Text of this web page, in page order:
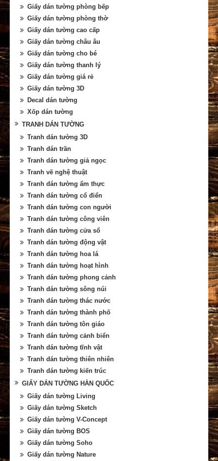
Giấy dán tường phòng bếp
Giấy dán tường phòng thờ
Giấy dán tường cao cấp
Giấy dán tường châu âu
Giấy dán tường cho bé
Giấy dán tường thanh lý
Giấy dán tường giá rẻ
Giấy dán tường 3D
Decal dán tường
Xốp dán tường
TRANH DÁN TƯỜNG
Tranh dán tường 3D
Tranh dán trần
Tranh dán tường giả ngọc
Tranh vẽ nghệ thuật
Tranh dán tường ẩm thực
Tranh dán tường cổ điển
Tranh dán tường con người
Tranh dán tường công viên
Tranh dán tường cửa sổ
Tranh dán tường động vật
Tranh dán tường hoa lá
Tranh dán tường hoạt hình
Tranh dán tường phong cảnh
Tranh dán tường sông núi
Tranh dán tường thác nước
Tranh dán tường thành phố
Tranh dán tường tôn giáo
Tranh dán tường cảnh biển
Tranh dán tường tĩnh vật
Tranh dán tường thiên nhiên
Tranh dán tường kiến trúc
GIẤY DÁN TƯỜNG HÀN QUỐC
Giấy dán tường Living
Giấy dán tường Sketch
Giấy dán tường V-Concept
Giấy dán tường BOS
Giấy dán tường Soho
Giấy dán tường Nature